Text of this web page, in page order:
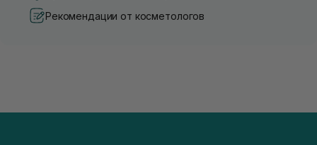
Рекомендации от косметологов